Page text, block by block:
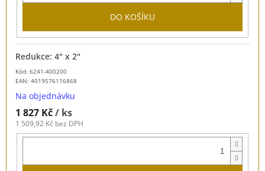
DO KOŠÍKU
Kód: 6241-400200
EAN: 4019576116868
Redukce: 4" x 2"
Na objednávku
1 827 Kč/ ks
1 509,92 Kč bez DPH